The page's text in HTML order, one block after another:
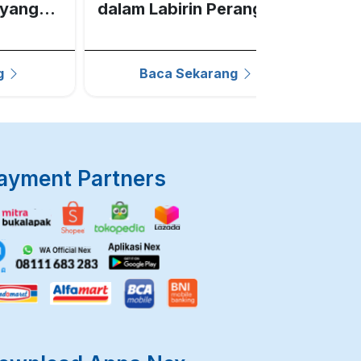
dalam Labirin Perang
Baca Sekarang
Partners